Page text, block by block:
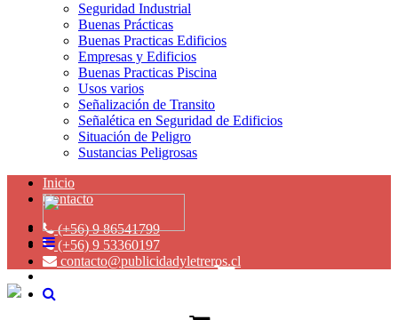
Seguridad Industrial
Buenas Prácticas
Buenas Practicas Edificios
Empresas y Edificios
Buenas Practicas Piscina
Usos varios
Señalización de Transito
Señalética en Seguridad de Edificios
Situación de Peligro
Sustancias Peligrosas
Inicio
Contacto
(+56) 9 86541799
(+56) 9 53360197
contacto@publicidadyletreros.cl